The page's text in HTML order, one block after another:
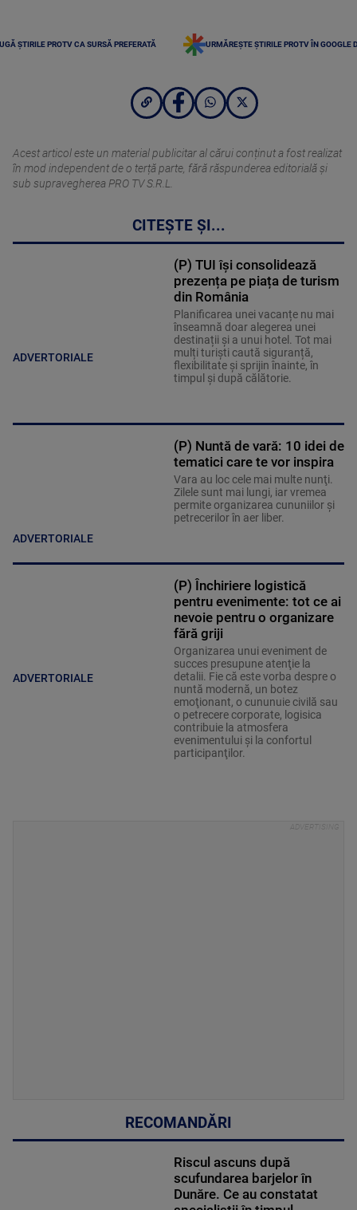
ȘTIRILE PROTV CA SURSĂ PREFERATĂ URMĂREȘTE ȘTIRILE PROTV ÎN GOOGLE
Acest articol este un material publicitar al cărui conținut a fost realizat
în mod independent de o terță parte, fără răspunderea editorială şi
sub supravegherea PRO TV S.R.L.
CITEȘTE ȘI...
ADVERTORIALE
(P) TUI își consolidează
prezența pe piața de turism
din România
Planificarea unei vacanțe nu mai
înseamnă doar alegerea unei
destinații și a unui hotel. Tot mai
mulți turiști caută siguranță,
flexibilitate și sprijin înainte, în
timpul și după călătorie.
ADVERTORIALE
(P) Nuntă de vară: 10 idei de
tematici care te vor inspira
Vara au loc cele mai multe nunţi.
Zilele sunt mai lungi, iar vremea
permite organizarea cununiilor şi
petrecerilor în aer liber.
ADVERTORIALE
(P) Închiriere logistică
pentru evenimente: tot ce ai
nevoie pentru o organizare
fără griji
Organizarea unui eveniment de
succes presupune atenţie la
detalii. Fie că este vorba despre o
nuntă modernă, un botez
emoţionant, o cununuie civilă sau
o petrecere corporate, logisica
contribuie la atmosfera
evenimentului şi la confortul
participanţilor.
RECOMANDĂRI
Riscul ascuns după
scufundarea barjelor în
Dunăre. Ce au constatat